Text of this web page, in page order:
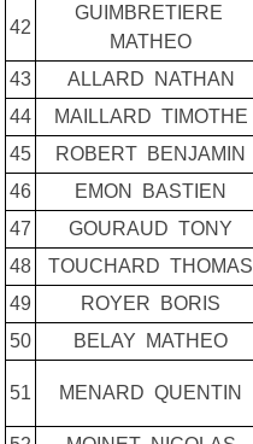
42
GUIMBRETIERE
MATHEO
43 ALLARD NATHAN
44
MAILLARD TIMOTHE
45
ROBERT BENJAMIN
46
EMON BASTIEN
47
GOURAUD TONY
48
TOUCHARD THOMAS
49
ROYER BORIS
50
BELAY MATHEO
51 MENARD QUENTIN